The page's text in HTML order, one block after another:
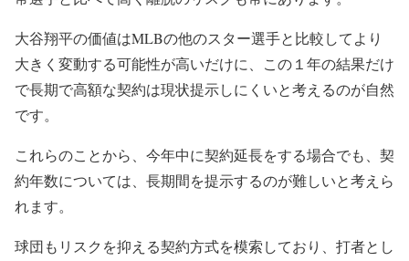
大谷翔平の価値はMLBの他のスター選手と比較してより
大きく変動する可能性が高いだけに、この１年の結果だけ
で長期で高額な契約は現状提示しにくいと考えるのが自然
です。
これらのことから、今年中に契約延長をする場合でも、契
約年数については、長期間を提示するのが難しいと考えら
れます。
球団もリスクを抑える契約方式を模索しており、打者とし